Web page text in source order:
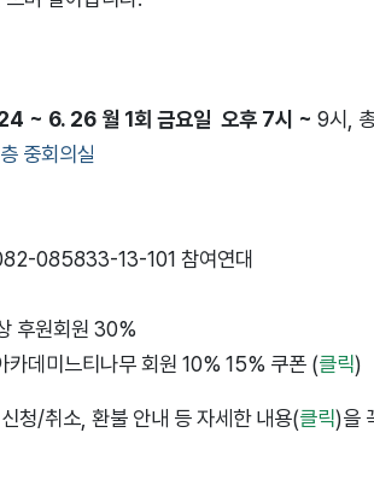
~ 6. 26 월 1회 금요일 오후 7시 ~ 9시,
중회의실
085833-13-101 참여연대
후원회원 30%
데미느티나무 회원 10% 15% 쿠폰 (클릭)
청/취소, 환불 안내 등 자세한 내용(클릭)을